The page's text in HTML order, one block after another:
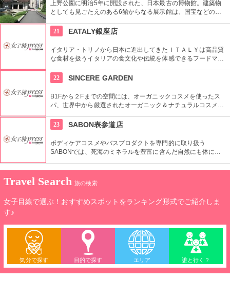
上野公園に明治5年に開設された、日本最古の博物館。建築物
としても見ごたえのある6館からなる展示館は、国宝などの歴
す。オリジナルグッズを販売するミュージアムショップや食事
もできるカフェなども併設されています。
21 EATALY銀座店
イタリア・トリノから日本に進出してきたＩＴＡＬＹは高品質
な食材を扱うイタリアの食文化や伝統を体感できるフードマー
堪能することもできます。
22 SINCERE GARDEN
B1Fから２Fまでの空間には、オーガニックコスメを使ったス
パ、世界中から厳選されたオーガニック＆ナチュラルコスメを
り、心も体もリフレッシュできます。
23 SABON表参道店
ボディケアコスメやバスプロダクトを専門的に取り扱う
SABONでは、死海のミネラルを豊富に含んだ自然にも体にも
Travel Search 旅の検索
女子目線で選ぶ！おすすめスポットをランキング形式でご紹介しま
す♪
気分で探す 目的で探す エリア 誰と行く？